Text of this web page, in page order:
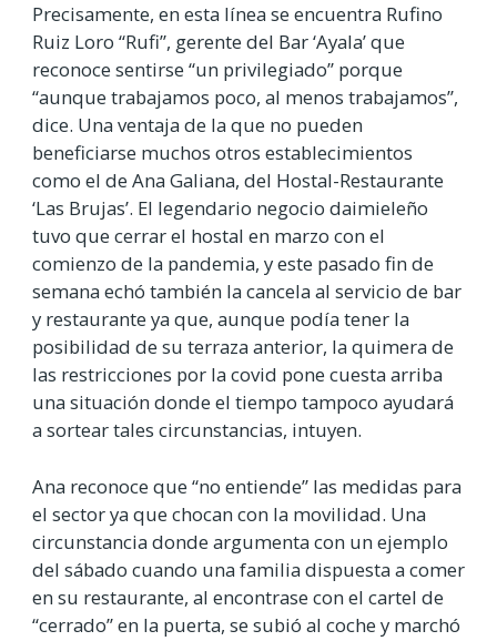
Precisamente, en esta línea se encuentra Rufino
Ruiz Loro “Rufi”, gerente del Bar ‘Ayala’ que
reconoce sentirse “un privilegiado” porque
“aunque trabajamos poco, al menos trabajamos”,
dice. Una ventaja de la que no pueden
beneficiarse muchos otros establecimientos
como el de Ana Galiana, del Hostal-Restaurante
‘Las Brujas’. El legendario negocio daimieleño
tuvo que cerrar el hostal en marzo con el
comienzo de la pandemia, y este pasado fin de
semana echó también la cancela al servicio de bar
y restaurante ya que, aunque podía tener la
posibilidad de su terraza anterior, la quimera de
las restricciones por la covid pone cuesta arriba
una situación donde el tiempo tampoco ayudará
a sortear tales circunstancias, intuyen.
Ana reconoce que “no entiende” las medidas para
el sector ya que chocan con la movilidad. Una
circunstancia donde argumenta con un ejemplo
del sábado cuando una familia dispuesta a comer
en su restaurante, al encontrase con el cartel de
“cerrado” en la puerta, se subió al coche y marchó